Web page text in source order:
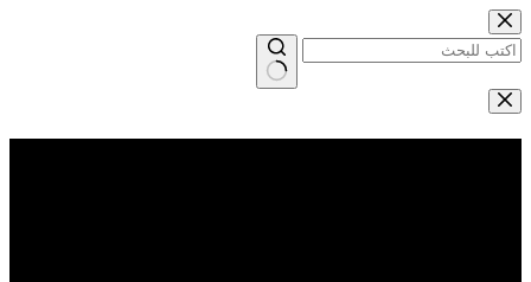
التجاوز
إلى
المحتوى
لا
نتائج